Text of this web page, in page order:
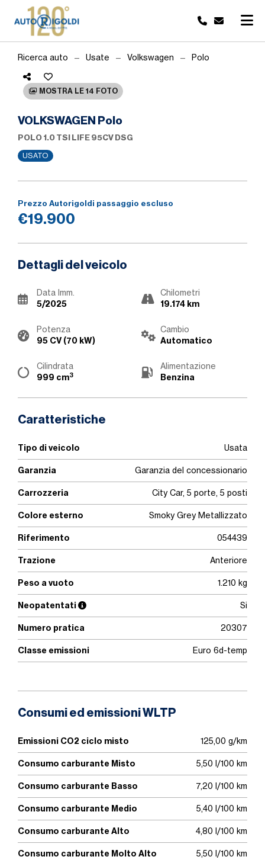
Ricerca auto Usate Volkswagen Polo
MOSTRA LE 14 FOTO
VOLKSWAGEN Polo
POLO 1.0 TSI LIFE 95CV DSG
USATO
Prezzo Autorigoldi passaggio escluso
€19.900
Dettagli del veicolo
Data Imm.
5/2025
Chilometri
19.174 km
Potenza
95 CV (70 kW)
Cambio
Automatico
Cilindrata
999 cm3
Alimentazione
Benzina
Caratteristiche
Tipo di veicolo Usata
Garanzia Garanzia del concessionario
Carrozzeria City Car, 5 porte, 5 posti
Colore esterno Smoky Grey Metallizzato
Riferimento 054439
Trazione Anteriore
Peso a vuoto 1.210 kg
Neopatentati Si
Numero pratica 20307
Classe emissioni Euro 6d-temp
Consumi ed emissioni WLTP
Emissioni CO2 ciclo misto 125,00 g/km
Consumo carburante Misto 5,50 l/100 km
Consumo carburante Basso 7,20 l/100 km
Consumo carburante Medio 5,40 l/100 km
Consumo carburante Alto 4,80 l/100 km
Consumo carburante Molto Alto 5,50 l/100 km